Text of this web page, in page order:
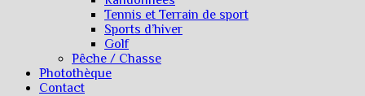
Tennis et Terrain de sport
Sports d’hiver
Golf
Pêche / Chasse
Photothèque
Contact